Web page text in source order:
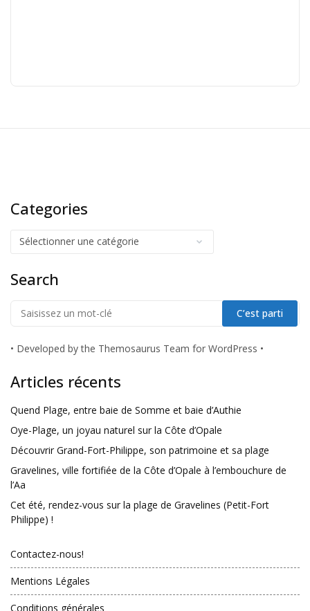
Categories
Search
• Developed by the Themosaurus Team for WordPress •
Articles récents
Quend Plage, entre baie de Somme et baie d’Authie
Oye-Plage, un joyau naturel sur la Côte d’Opale
Découvrir Grand-Fort-Philippe, son patrimoine et sa plage
Gravelines, ville fortifiée de la Côte d’Opale à l’embouchure de
l’Aa
Cet été, rendez-vous sur la plage de Gravelines (Petit-Fort
Philippe) !
Contactez-nous!
Mentions Légales
Conditions générales